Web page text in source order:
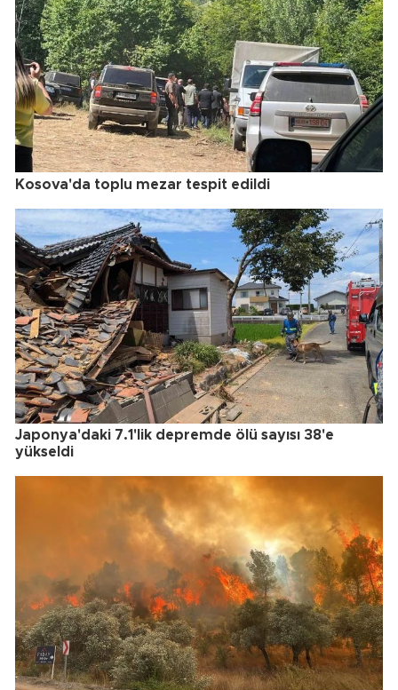
Kosova'da toplu mezar tespit edildi
Japonya'daki 7.1'lik depremde ölü sayısı 38'e
yükseldi